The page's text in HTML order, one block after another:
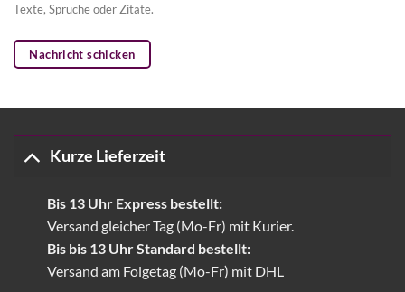
Texte, Sprüche oder Zitate.
Nachricht schicken
Kurze Lieferzeit
Bis 13 Uhr Express bestellt:
Versand gleicher Tag (Mo-Fr) mit Kurier.
Bis bis 13 Uhr Standard bestellt:
Versand am Folgetag (Mo-Fr) mit DHL